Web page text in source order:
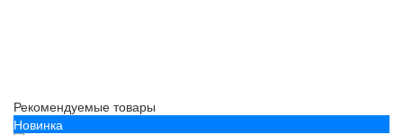
Рекомендуемые товары
Новинка